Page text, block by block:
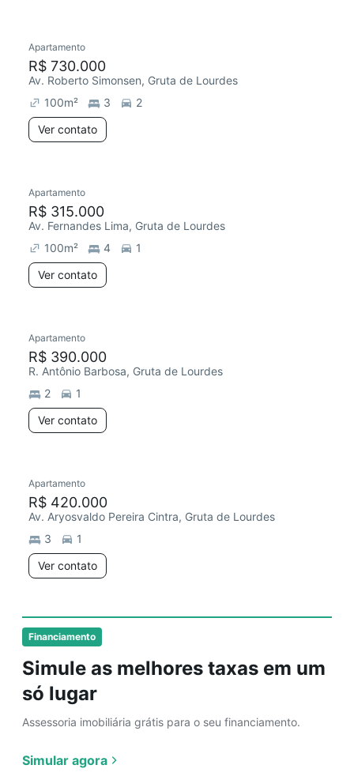
Financiamento
Simule as melhores taxas em um
só lugar
Assessoria imobiliária grátis para o seu financiamento.
Simular agora
Apartamento
R$ 730.000
Av. Roberto Simonsen, Gruta de Lourdes
100m² 3
2
Ver contato
Apartamento
R$ 315.000
Av. Fernandes Lima, Gruta de Lourdes
100m² 4
1
Ver contato
Apartamento
R$ 390.000
R. Antônio Barbosa, Gruta de Lourdes
2
1
Ver contato
Apartamento
R$ 420.000
Av. Aryosvaldo Pereira Cintra, Gruta de Lourdes
3
1
Ver contato